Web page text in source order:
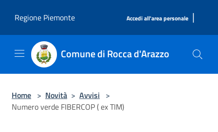
Regione Piemonte
Accedi all'area personale |
Comune di Rocca d'Arazzo
Home > Novità > Avvisi >
Numero verde FIBERCOP ( ex TIM)